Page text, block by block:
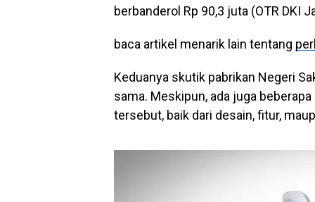
berbanderol Rp 90,3 juta (OTR DKI
baca artikel menarik lain tentang
Keduanya skutik pabrikan Negeri
sama. Meskipun, ada juga
tersebut, baik dari desain, fitur,